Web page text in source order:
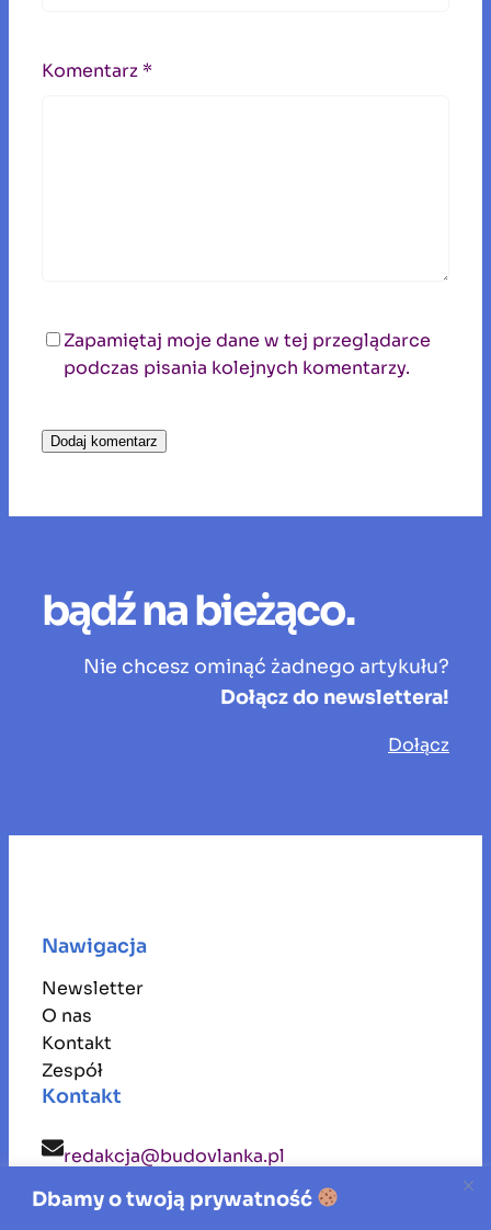
Dbamy o twoją prywatność
Komentarz *
Zapamiętaj moje dane w tej przeglądarce
podczas pisania kolejnych komentarzy.
bądź na bieżąco.
Nie chcesz ominąć żadnego artykułu?
Dołącz do newslettera!
Dołącz
Nawigacja
Newsletter
O nas
Kontakt
Zespół
Kontakt
redakcja@budovlanka.pl
budovlanka